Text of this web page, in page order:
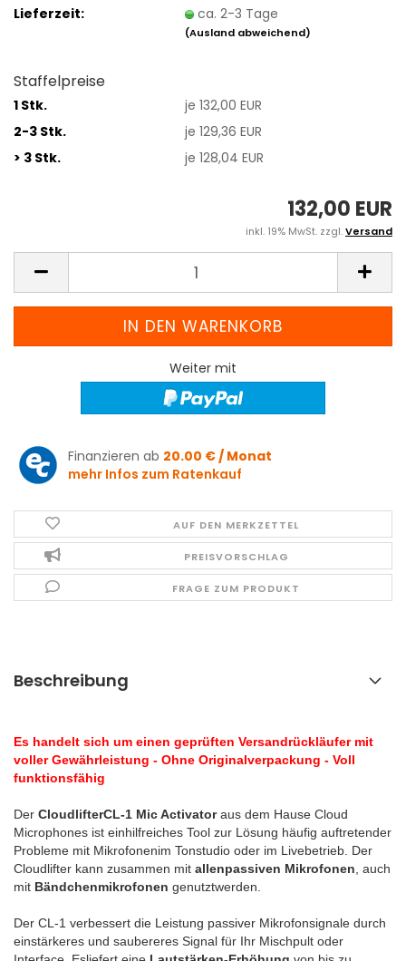
Lieferzeit:
ca. 2-3 Tage
(Ausland abweichend)
Staffelpreise
1 Stk.
je 132,00 EUR
2-3 Stk.
je 129,36 EUR
> 3 Stk.
je 128,04 EUR
132,00 EUR
inkl. 19% MwSt. zzgl.Versand
Weiter mit
Finanzieren ab 20.00 € / Monat
mehr Infos zum Ratenkauf
AUF DEN MERKZETTEL
PREISVORSCHLAG
FRAGE ZUM PRODUKT
Beschreibung
Es handelt sich um einen geprüften Versandrückläufer mit
voller Gewährleistung - Ohne Originalverpackung - Voll
funktionsfähig
Der CloudlifterCL-1 Mic Activatoraus dem Hause Cloud
Microphones ist einhilfreiches Tool zur Lösung häufig auftretender
Probleme mit Mikrofonenim Tonstudio oder im Livebetrieb. Der
Cloudlifter kann zusammen mit allenpassiven Mikrofonen , auch
mit Bändchenmikrofonen genutztwerden.
Der CL-1 verbessert die Leistung passiver Mikrofonsignale durch
einstärkeres und saubereres Signal für Ihr Mischpult oder